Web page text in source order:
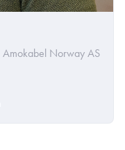
Amokabel Norway AS